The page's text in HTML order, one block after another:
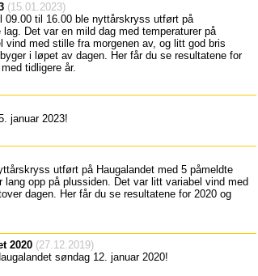
(15.01.2023)
09.00 til 16.00 ble nyttårskryss utført på
lag. Det var en mild dag med temperaturer på
vind med stille fra morgenen av, og litt god bris
i løpet av dagen. Her får du se resultatene for
tidligere år.
januar 2023!
utført på Haugalandet med 5 påmeldte
opp på plussiden. Det var litt variabel vind med
dagen. Her får du se resultatene for 2020 og
2020 (27.12.2019)
søndag 12. januar 2020!